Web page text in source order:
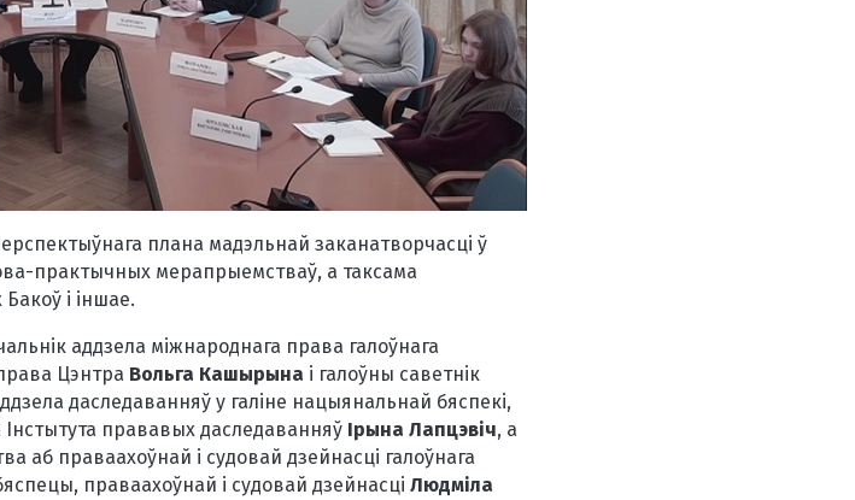
плана мадэльнай заканатворчасці ў
практычных мерапрыемстваў, а таксама
і іншае.
аддзела міжнароднага права галоўнага
Цэнтра Вольга Кашырына і галоўны саветнік
даследаванняў у галіне нацыянальнай бяспекі,
прававых даследаванняў Ірына Лапцэвіч, а
аб праваахоўнай і судовай дзейнасці галоўнага
праваахоўнай і судовай дзейнасці Людміла